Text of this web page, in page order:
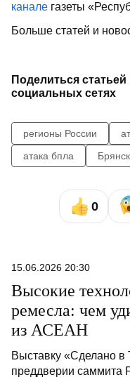
канале газеты
Больше статей и
Поделиться статьей
социальных сетях
регионы России
атака бпла
0
15.06.2026 20:30
Высокие
ремесла: чем
из АСЕАН
Выставку «Сделано в
преддверии саммита